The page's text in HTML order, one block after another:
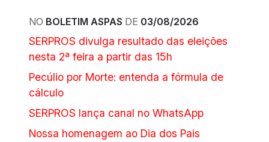
NO BOLETIM ASPAS DE 03/08/2026
SERPROS divulga resultado das eleições
nesta 2ª feira a partir das 15h
Pecúlio por Morte: entenda a fórmula de
cálculo
SERPROS lança canal no WhatsApp
Nossa homenagem ao Dia dos Pais